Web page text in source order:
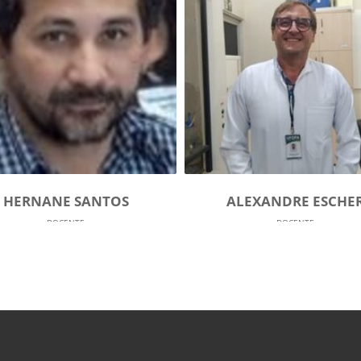
ALEXANDRE ESCHER
DOCENTE
ELENN
ELENN ARANHA